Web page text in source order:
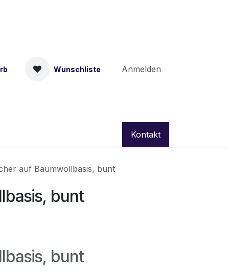
Wunschliste Anmelden
Kontakt
auf Baumwollbasis, bunt
bunt
bunt